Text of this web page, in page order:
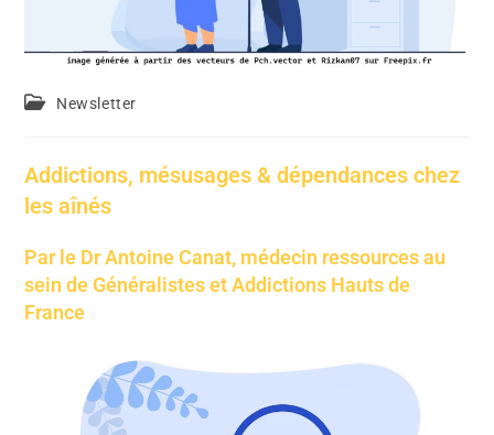
Newsletter
Addictions, mésusages & dépendances chez
les aînés
Par le Dr Antoine Canat, médecin ressources au
sein de Généralistes et Addictions Hauts de
France